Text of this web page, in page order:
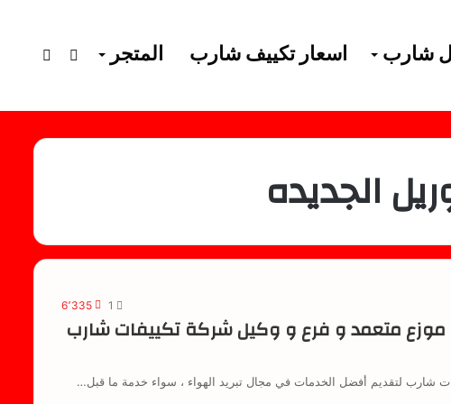
شارب اسعار تكييف شارب المتجر
التسوق
فيسبوك
الجديده
1 6٬335
متعمد و فرع و وكيل شركة تكييفات شارب
شارب لتقديم أفضل الخدمات في مجال تبريد الهواء ، سواء خدمة ما قبل…